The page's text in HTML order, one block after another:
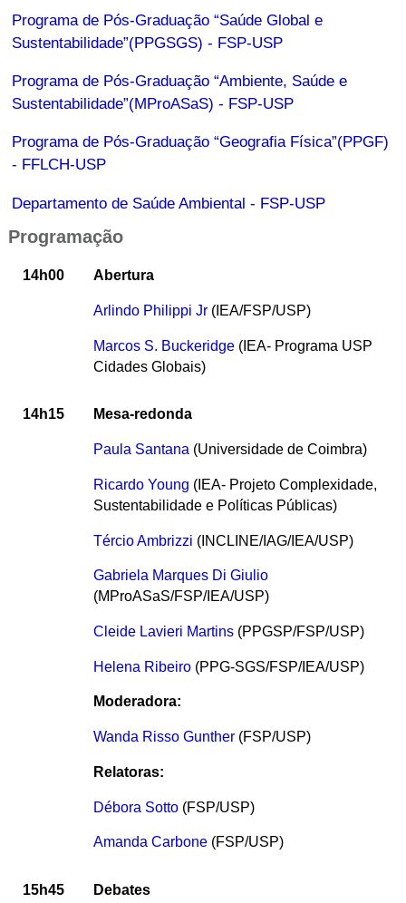
Programa de Pós-Graduação “Saúde Global e
Sustentabilidade”(PPGSGS) - FSP-USP
Programa de Pós-Graduação “Ambiente, Saúde e
Sustentabilidade”(MProASaS) - FSP-USP
Programa de Pós-Graduação “Geografia Física”(PPGF)
- FFLCH-USP
Departamento de Saúde Ambiental - FSP-USP
Programação
14h00 Abertura
Arlindo Philippi Jr (IEA/FSP/USP)
Marcos S. Buckeridge (IEA- Programa USP
Cidades Globais)
14h15 Mesa-redonda
Paula Santana (Universidade de Coimbra)
Ricardo Young (IEA- Projeto Complexidade,
Sustentabilidade e Políticas Públicas)
Tércio Ambrizzi (INCLINE/IAG/IEA/USP)
Gabriela Marques Di Giulio
(MProASaS/FSP/IEA/USP)
Cleide Lavieri Martins(PPGSP/FSP/USP)
Helena Ribeiro (PPG-SGS/FSP/IEA/USP)
Moderadora:
Wanda Risso Gunther(FSP/USP)
Relatoras:
Débora Sotto(FSP/USP)
Amanda Carbone(FSP/USP)
15h45 Debates